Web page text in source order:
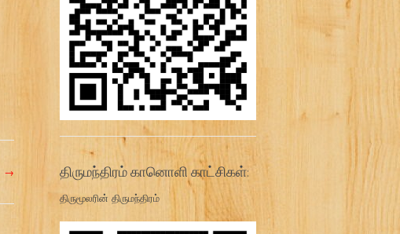
→ திருமந்திரம் கானொளி காட்சிகள்:
திருமூலரின் திருமந்திரம்